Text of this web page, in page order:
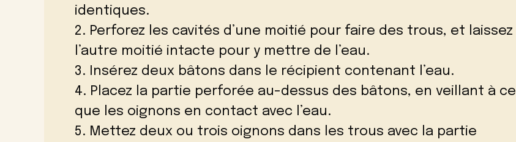
identiques.
2. Perforez les cavités d’une moitié pour faire des trous, et laissez
l’autre moitié intacte pour y mettre de l’eau.
3. Insérez deux bâtons dans le récipient contenant l’eau.
4. Placez la partie perforée au-dessus des bâtons, en veillant à ce
que les oignons en contact avec l’eau.
5. Mettez deux ou trois oignons dans les trous avec la partie